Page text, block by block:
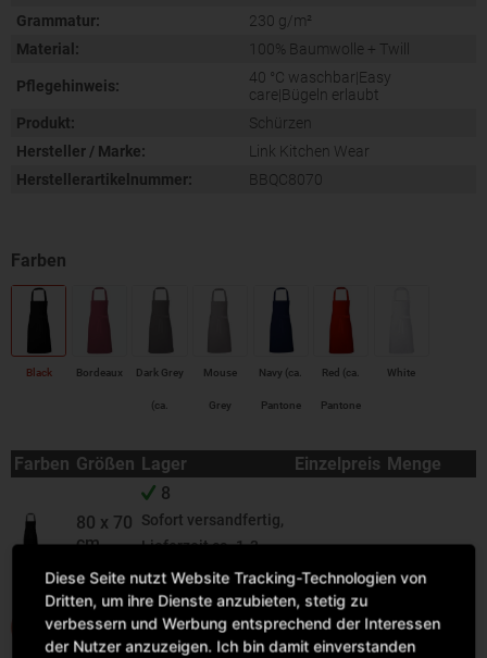
Grammatur:
230 g/m²
Material:
100% Baumwolle + Twill
Pflegehinweis:
40 °C waschbar|Easy
care|Bügeln erlaubt
Produkt:
Schürzen
Hersteller / Marke:
Link Kitchen Wear
Herstellerartikelnummer:
BBQC8070
Black Bordeaux Dark Grey
(ca.
431)
Mouse
Grey
Navy (ca.
Pantone
Red (ca.
Pantone
White
Farben Größen Lager Einzelpreis Menge
80 x 70
cm
8
Sofort versandfertig,
Lieferzeit ca. 1-3
Werktage
IN DEN WARENKORB
Diese Seite nutzt Website Tracking-Technologien von
Dritten, um ihre Dienste anzubieten, stetig zu
verbessern und Werbung entsprechend der Interessen
der Nutzer anzuzeigen. Ich bin damit einverstanden